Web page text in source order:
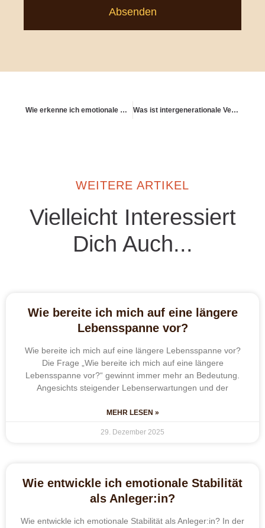
Absenden
Wie erkenne ich emotionale Abhängigkeit von Geld oder Besitz? Was ist intergenerationale Verantwortung in der Vorsorge?
WEITERE ARTIKEL
Vielleicht Interessiert
Dich Auch...
Wie bereite ich mich auf eine längere
Lebensspanne vor?
Wie bereite ich mich auf eine längere Lebensspanne vor?
Die Frage „Wie bereite ich mich auf eine längere
Lebensspanne vor?“ gewinnt immer mehr an Bedeutung.
Angesichts steigender Lebenserwartungen und der
MEHR LESEN »
29. Dezember 2025
Wie entwickle ich emotionale Stabilität
als Anleger:in?
Wie entwickle ich emotionale Stabilität als Anleger:in? In der